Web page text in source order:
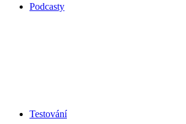
Podcasty
Testování